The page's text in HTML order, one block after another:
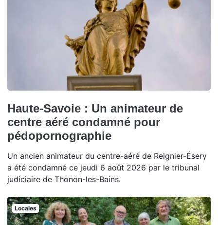
Haute-Savoie : Un animateur de
centre aéré condamné pour
pédopornographie
Un ancien animateur du centre-aéré de Reignier-Ésery
a été condamné ce jeudi 6 août 2026 par le tribunal
judiciaire de Thonon-les-Bains.
Locales